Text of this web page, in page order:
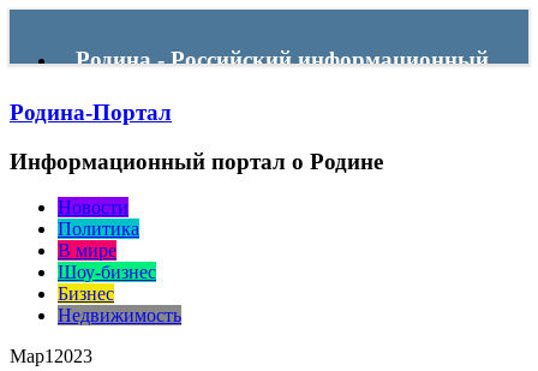
Родина - Российский информационный
портал
Родина-Портал
Информационный портал о Родине
Новости
Политика
В мире
Шоу-бизнес
Бизнес
Недвижимость
Мар12023